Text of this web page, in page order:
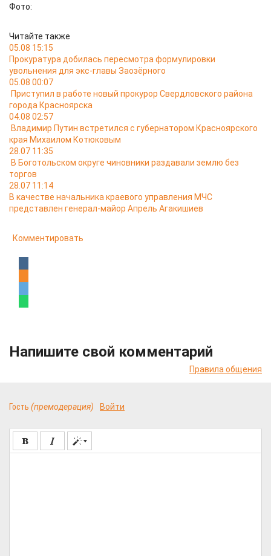
Фото:
Читайте также
05.08 15:15
Прокуратура добилась пересмотра формулировки
увольнения для экс-главы Заозёрного
05.08 00:07
Приступил в работе новый прокурор Свердловского района
города Красноярска
04.08 02:57
Владимир Путин встретился с губернатором Красноярского
края Михаилом Котюковым
28.07 11:35
В Боготольском округе чиновники раздавали землю без
торгов
28.07 11:14
В качестве начальника краевого управления МЧС
представлен генерал-майор Апрель Агакишиев
Комментировать
Напишите свой комментарий
Правила общения
Гость (премодерация) Войти